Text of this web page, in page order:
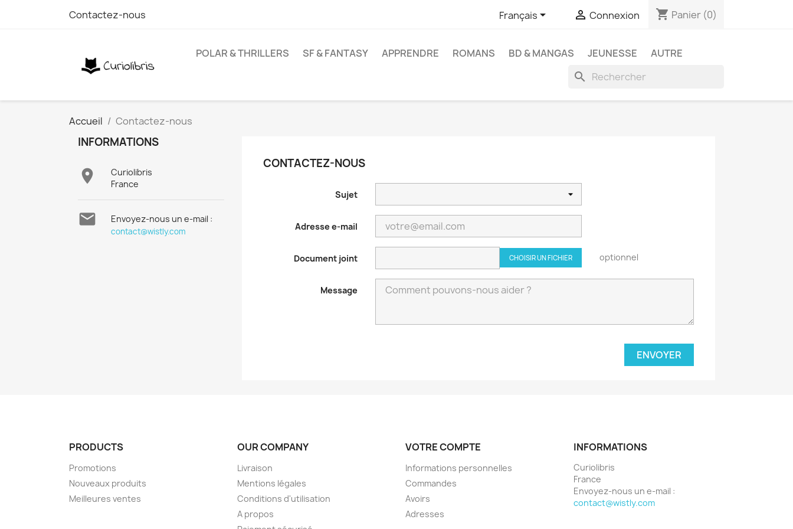
Contactez-nous Français  Connexion shopping_cart Panier (0)
POLAR & THRILLERS SF & FANTASY APPRENDRE ROMANS BD & MANGAS JEUNESSE AUTRE
search
Accueil Contactez-nous
INFORMATIONS

Curiolibris
France
 Envoyez-nous un e-mail :
contact@wistly.com
CONTACTEZ-NOUS
Sujet
Adresse e-mail
Document joint CHOISIR UN FICHIER optionnel
Message
PRODUCTS
Promotions
Nouveaux produits
Meilleures ventes
OUR COMPANY
Livraison
Mentions légales
Conditions d'utilisation
A propos
VOTRE COMPTE
Informations personnelles
Commandes
Avoirs
Adresses
INFORMATIONS
Curiolibris
France
Envoyez-nous un e-mail :
contact@wistly.com